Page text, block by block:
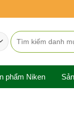
Tìm
kiếm:
phẩm Niken